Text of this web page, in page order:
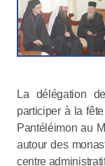
La délégation
participer à la
Pantéléimon au
autour des
centre